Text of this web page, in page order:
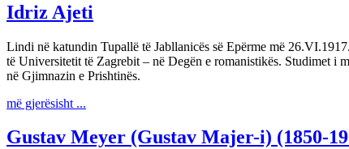
Idriz Ajeti
Lindi në katundin Tupallë të Jabllanicës së Epërme më
të Universitetit të Zagrebit – në Degën e romanistikës. Studimet i
në Gjimnazin e Prishtinës.
më gjerësisht ...
Gustav Meyer (Gustav Majer-i) (1850-